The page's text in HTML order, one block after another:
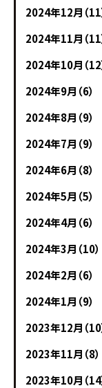
2024年12月（11
2024年11月（11
2024年10月（12
2024年9月（6）
2024年8月（9）
2024年7月（9）
2024年6月（8）
2024年5月（5）
2024年4月（6）
2024年3月（10）
2024年2月（6）
2024年1月（9）
2023年12月（10
2023年11月（8）
2023年10月（14